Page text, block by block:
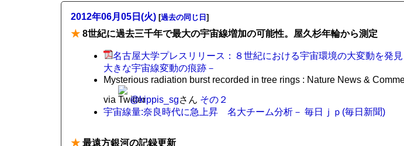
2012年06月05日(火) [過去の同じ日 ]
★ 8世紀に過去三千年で最大の宇宙線増加の可能性。屋久杉年輪から測定
名古屋大学プレスリリース：８世紀における宇宙環境の大変動を発
大きな宇宙線変動の痕跡－
Mysterious radiation burst recorded in tree rings : Nature News &
via
@kippis_sgさん その２
宇宙線量:奈良時代に急上昇 名大チーム分析－ 毎日ｊｐ(毎日新聞)
★ 最遠方銀河の記録更新